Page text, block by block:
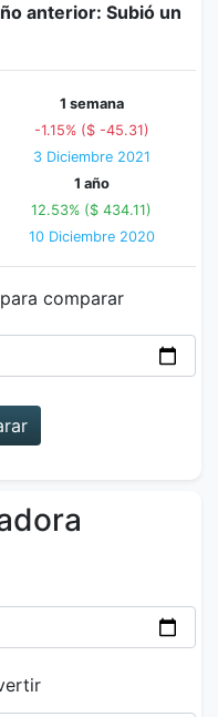
anterior: Subió un
1 semana
-1.15% ($ -45.31)
3 Diciembre 2021
1 año
12.53% ($ 434.11)
10 Diciembre 2020
comparar